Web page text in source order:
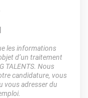
les informations
d’un traitement
TALENTS. Nous
candidature, vous
vous adresser du